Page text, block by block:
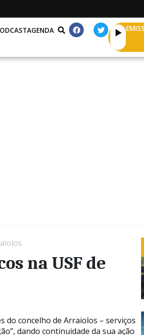
AGENDA
na USF de
do concelho de Arraiolos – serviços
dando continuidade da sua ação